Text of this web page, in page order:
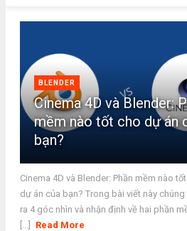
BLENDER
Cinema 4D và Blender:
mềm nào tốt cho dự án
bạn?
Cinema 4D và Blender: Phần mềm nào
dự án của bạn? Trong bài viết này
ra 4 góc nhìn và nhận định về hai phần
[...]
Read More